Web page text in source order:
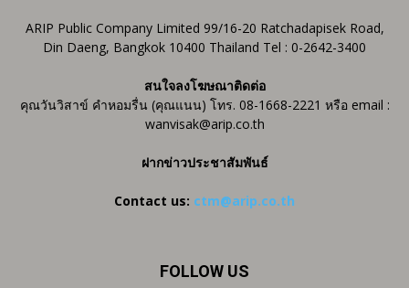
ARIP Public Company Limited 99/16-20 Ratchadapisek Road,
Din Daeng, Bangkok 10400 Thailand Tel : 0-2642-3400
สนใจลงโฆษณาติดต่อ
คุณวันวิสาข์ คำหอมรื่น (คุณแนน) โทร. 08-1668-2221 หรือ email :
wanvisak@arip.co.th
ฝากข่าวประชาสัมพันธ์
Contact us: ctm@arip.co.th
FOLLOW US